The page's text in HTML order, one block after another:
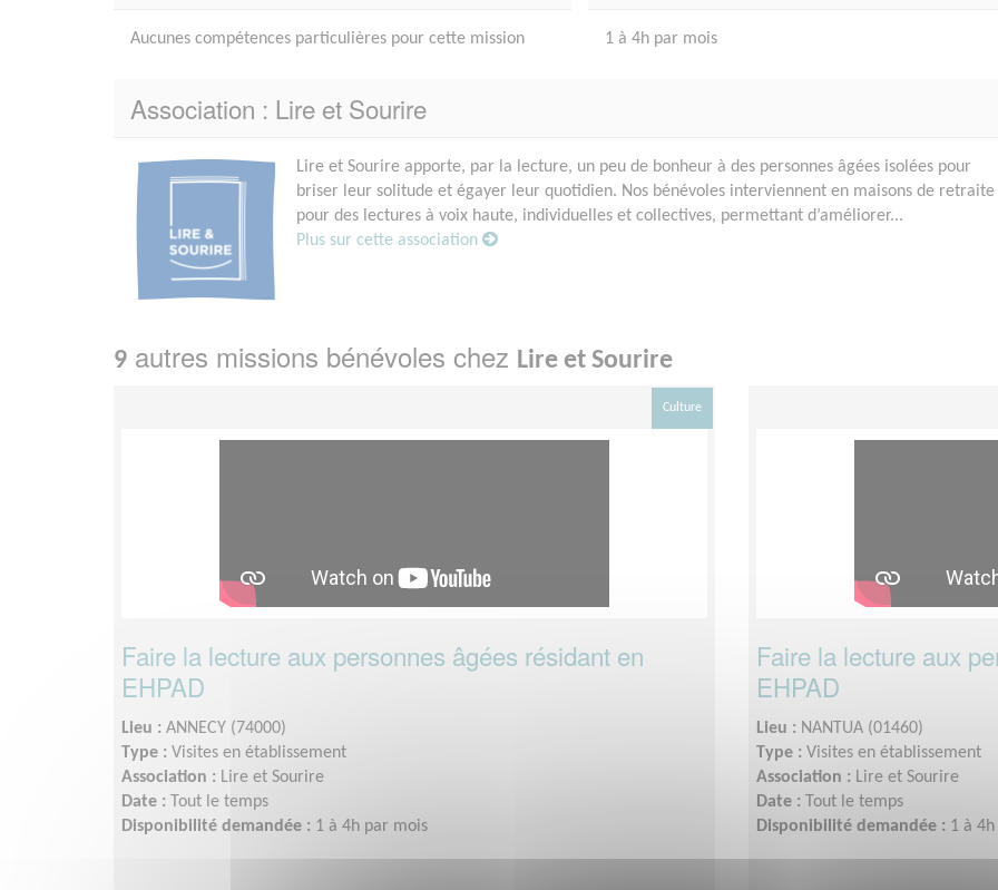
Aucunes compétences particulières pour cette mission 1 à 4h par mois
Association : Lire et Sourire
Lire et Sourire apporte, par la lecture, un peu de bonheur à des personnes âgées isolées pour
briser leur solitude et égayer leur quotidien. Nos bénévoles interviennent en maisons de retraite
pour des lectures à voix haute, individuelles et collectives, permettant d’améliorer...
Plus sur cette association
9 autres missions bénévoles chez Lire et Sourire
Culture
Faire la lecture aux personnes âgées résidant en
EHPAD
Lieu : ANNECY (74000)
Type : Visites en établissement
Association : Lire et Sourire
Date : Tout le temps
Disponibilité demandée : 1 à 4h par mois
Faire la lecture aux
EHPAD
Lieu : NANTUA (01460)
Type : Visites en établissement
Association : Lire et Sourire
Date : Tout le temps
Disponibilité demandée : 1 à